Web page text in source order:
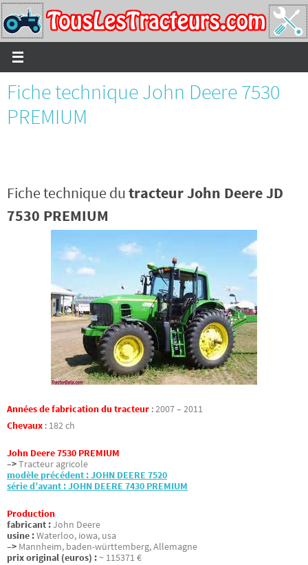
Passer
vers
le
contenu
Fiche technique John Deere 7530
PREMIUM
Fiche technique dutracteur John Deere JD
7530 PREMIUM
Années de fabrication du tracteur :2007 – 2011
Chevaux : 182 ch
John Deere 7530 PREMIUM
–>Tracteur agricole
modèle précédent : JOHN DEERE 7520
série d’avant : JOHN DEERE 7430 PREMIUM
Production
fabricant :John Deere
usine :Waterloo, iowa, usa
–> Mannheim, baden-württemberg, Allemagne
prix original (euros) : ~ 115371 €